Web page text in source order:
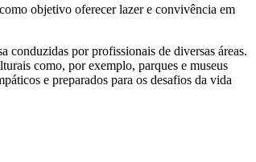
objetivo oferecer lazer e convivência em
conduzidas por profissionais de diversas áreas.
como, por exemplo, parques e museus
e preparados para os desafios da vida